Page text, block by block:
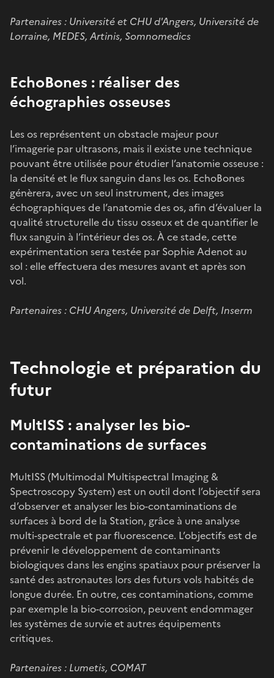
Partenaires : Université et CHU d'Angers, Université de
Lorraine, MEDES, Artinis, Somnomedics
EchoBones : réaliser des
échographies osseuses
Les os représentent un obstacle majeur pour
l’imagerie par ultrasons, mais il existe une technique
pouvant être utilisée pour étudier l’anatomie osseuse :
la densité et le flux sanguin dans les os. EchoBones
génèrera, avec un seul instrument, des images
échographiques de l’anatomie des os, afin d’évaluer la
qualité structurelle du tissu osseux et de quantifier le
flux sanguin à l’intérieur des os. À ce stade, cette
expérimentation sera testée par Sophie Adenot au
sol : elle effectuera des mesures avant et après son
vol.
Partenaires : CHU Angers, Université de Delft, Inserm
Technologie et préparation du
futur
MultISS : analyser les bio-
contaminations de surfaces
MultISS (Multimodal Multispectral Imaging &
Spectroscopy System) est un outil dont l’objectif sera
d’observer et analyser les bio-contaminations de
surfaces à bord de la Station, grâce à une analyse
multi-spectrale et par fluorescence. L’objectifs est de
prévenir le développement de contaminants
biologiques dans les engins spatiaux pour préserver la
santé des astronautes lors des futurs vols habités de
longue durée. En outre, ces contaminations, comme
par exemple la bio-corrosion, peuvent endommager
les systèmes de survie et autres équipements
critiques.
Partenaires : Lumetis, COMAT